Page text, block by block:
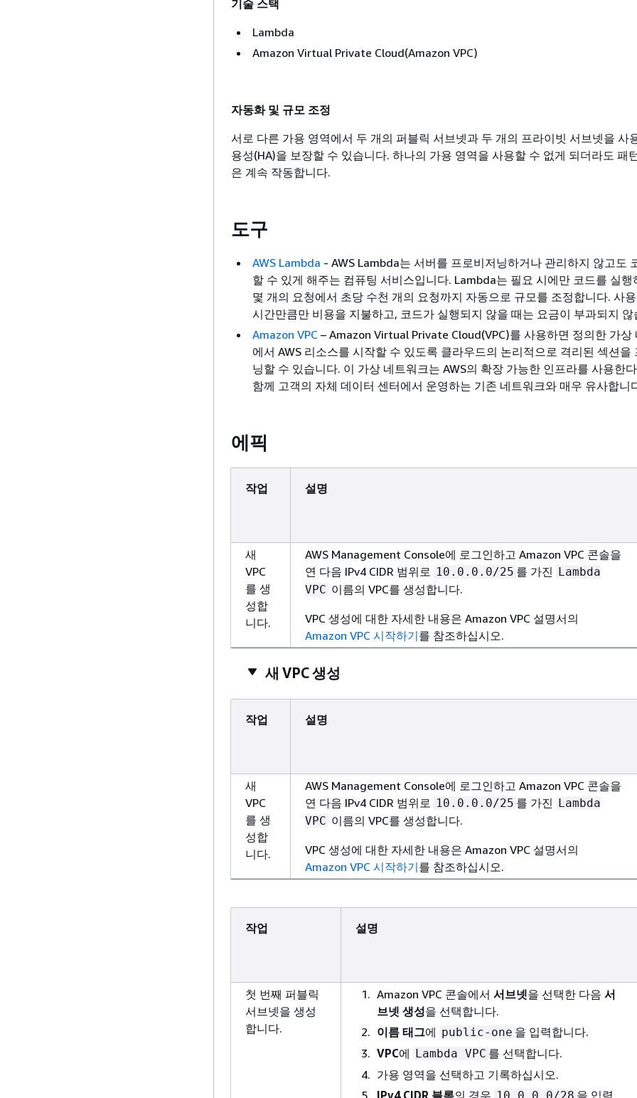
기술 스택
Lambda
Amazon Virtual Private Cloud(Amazon VPC)
자동화 및 규모 조정
서로 다른 가용 영역에서 두 개의 퍼블릭 서브넷과 두 개의 프라이빗 서브넷을 사
용성(HA)을 보장할 수 있습니다. 하나의 가용 영역을 사용할 수 없게 되더라도 패
은 계속 작동합니다.
도구
AWS Lambda - AWS Lambda는 서버를 프로비저닝하거나 관리하지 않고도
할 수 있게 해주는 컴퓨팅 서비스입니다. Lambda는 필요 시에만 코드를 실행
몇 개의 요청에서 초당 수천 개의 요청까지 자동으로 규모를 조정합니다. 사
시간만큼만 비용을 지불하고, 코드가 실행되지 않을 때는 요금이 부과되지 않
Amazon VPC – Amazon Virtual Private Cloud(VPC)를 사용하면 정의한 가상
에서 AWS 리소스를 시작할 수 있도록 클라우드의 논리적으로 격리된 섹션을
닝할 수 있습니다. 이 가상 네트워크는 AWS의 확장 가능한 인프라를 사용한
함께 고객의 자체 데이터 센터에서 운영하는 기존 네트워크와 매우 유사합니
에픽
작업 설명
새
VPC
를 생
성합
니다.
AWS Management Console에 로그인하고 Amazon VPC 콘솔을
연 다음 IPv4 CIDR 범위로 10.0.0.0/25 를 가진 Lambda
VPC 이름의 VPC를 생성합니다.
VPC 생성에 대한 자세한 내용은 Amazon VPC 설명서의
Amazon VPC 시작하기를 참조하십시오.
새 VPC 생성
작업 설명
새
VPC
를 생
성합
니다.
AWS Management Console에 로그인하고 Amazon VPC 콘솔을
연 다음 IPv4 CIDR 범위로 10.0.0.0/25 를 가진 Lambda
VPC 이름의 VPC를 생성합니다.
VPC 생성에 대한 자세한 내용은 Amazon VPC 설명서의
Amazon VPC 시작하기를 참조하십시오.
작업 설명
첫 번째 퍼블릭
서브넷을 생성
합니다.
Amazon VPC 콘솔에서 서브넷을 선택한 다음 서
브넷 생성을 선택합니다.
이름 태그에 public-one 을 입력합니다.
VPC에 Lambda VPC 를 선택합니다.
가용 영역을 선택하고 기록하십시오.
IPv4 CIDR 블록의 경우 10.0.0.0/28 을 입력